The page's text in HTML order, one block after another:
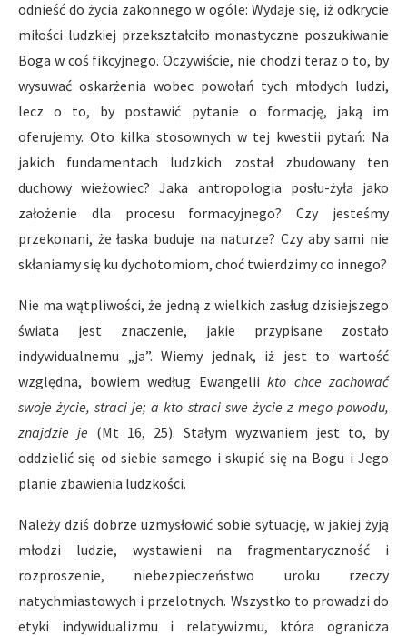
odnieść do życia zakonnego w ogóle: Wydaje się, iż odkrycie
miłości ludzkiej przekształciło monastyczne poszukiwanie
Boga w coś fikcyjnego. Oczywiście, nie chodzi teraz o to, by
wysuwać oskarżenia wobec powołań tych młodych ludzi,
lecz o to, by postawić pytanie o formację, jaką im
oferujemy. Oto kilka stosownych w tej kwestii pytań: Na
jakich fundamentach ludzkich został zbudowany ten
duchowy wieżowiec? Jaka antropologia posłu-żyła jako
założenie dla procesu formacyjnego? Czy jesteśmy
przekonani, że łaska buduje na naturze? Czy aby sami nie
skłaniamy się ku dychotomiom, choć twierdzimy co innego?
Nie ma wątpliwości, że jedną z wielkich zasług dzisiejszego
świata jest znaczenie, jakie przypisane zostało
indywidualnemu „ja”. Wiemy jednak, iż jest to wartość
względna, bowiem według Ewangelii kto chce zachować
swoje życie, straci je; a kto straci swe życie z mego powodu,
znajdzie je (Mt 16, 25). Stałym wyzwaniem jest to, by
oddzielić się od siebie samego i skupić się na Bogu i Jego
planie zbawienia ludzkości.
Należy dziś dobrze uzmysłowić sobie sytuację, w jakiej żyją
młodzi ludzie, wystawieni na fragmentaryczność i
rozproszenie, niebezpieczeń­stwo uroku rzeczy
natychmiastowych i przelotnych. Wszystko to prowadzi do
etyki indywidualizmu i relatywizmu, która ogranicza